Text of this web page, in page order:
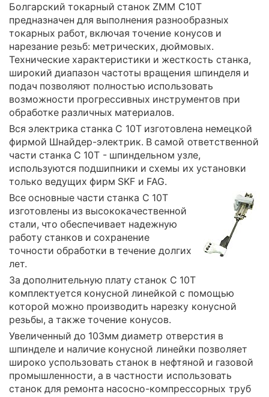
Болгарский токарный станок ZMM C10T
предназначен для выполнения разнообразных
токарных работ, включая точение конусов и
нарезание резьб: метрических, дюймовых.
Технические характеристики и жесткость станка,
широкий диапазон частоты вращения шпинделя и
подач позволяют полностью использовать
возможности прогрессивных инструментов при
обработке различных материалов.
Вся электрика станка C 10T изготовлена немецкой
фирмой Шнайдер-электрик. В самой ответственной
части станка C 10T - шпиндельном узле,
используются подшипники и схемы их установки
только ведущих фирм SKF и FAG.
Все основные части станка C 10T
изготовлены из высококачественной
стали, что обеспечивает надежную
работу станков и сохранение
точности обработки в течение долгих
лет.
За дополнительную плату станок C 10T
комплектуется конусной линейкой с помощью
которой можно производить нарезку конусной
резьбы, а также точение конусов.
Увеличенный до 103мм диаметр отверстия в
шпинделе и наличие конусной линейки позволяет
широко успользовать станок в нефтяной и газовой
промышленности, а в частности использовать
станок для ремонта насосно-компрессорных труб